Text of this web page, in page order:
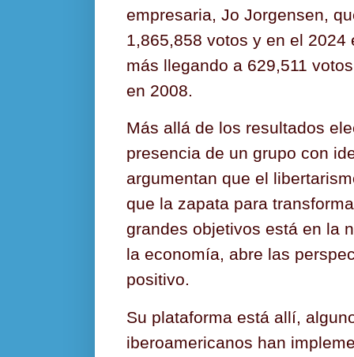
empresaria, Jo Jorgensen,
1,865,858 votos y en el 2024
más llegando a 629,511
en 2008.
Más allá de los resultados
presencia de un grupo con
argumentan que el
que la zapata para
grandes objetivos está en la
la economía, abre las
positivo.
Su plataforma está allí,
iberoamericanos han